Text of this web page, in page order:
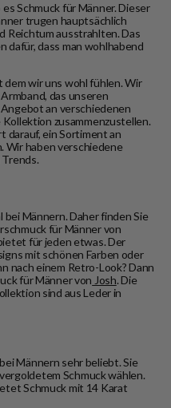
Schmuck für Männer. Dieser
trugen hauptsächlich
Reichtum ausstrahlten. Das
dafür, dass man wohlhabend
wir uns wohl fühlen. Wir
das unseren
an verschiedenen
zusammenzustellen.
darauf, ein Sortiment an
Wir haben verschiedene
Männern. Daher finden Sie
für Männer von
für jeden etwas. Der
mit schönen Farben oder
nach einem Retro-Look? Dann
für Männer von Josh. Die
sind aus Leder in
Männern sehr beliebt. Sie
Schmuck wählen.
Schmuck mit 14 Karat